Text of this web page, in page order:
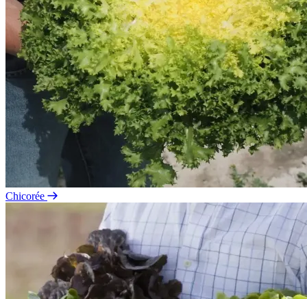
Chicorée